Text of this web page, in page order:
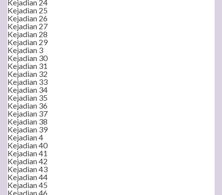
Kejadian 24
Kejadian 25
Kejadian 26
Kejadian 27
Kejadian 28
Kejadian 29
Kejadian 3
Kejadian 30
Kejadian 31
Kejadian 32
Kejadian 33
Kejadian 34
Kejadian 35
Kejadian 36
Kejadian 37
Kejadian 38
Kejadian 39
Kejadian 4
Kejadian 40
Kejadian 41
Kejadian 42
Kejadian 43
Kejadian 44
Kejadian 45
Kejadian 46